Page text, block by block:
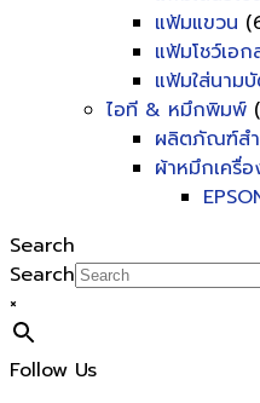
แฟ้มแขวน
แฟ้มโชว์เอก
แฟ้มใส่นาม
ไอที & หมึกพิมพ์
ผลิตภัณฑ์สำ
ผ้าหมึกเครื่
Search
Search
×
Follow Us